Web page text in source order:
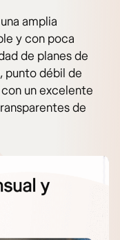
amplia
y con poca
de planes de
punto débil de
un excelente
de